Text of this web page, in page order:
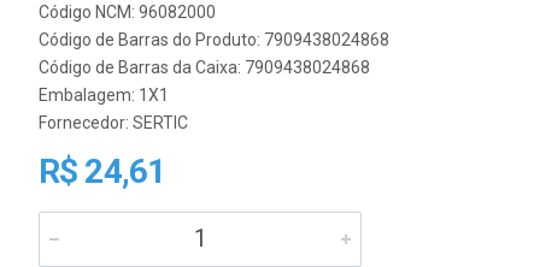
Código NCM: 96082000
Código de Barras do Produto: 7909438024868
Código de Barras da Caixa: 7909438024868
Embalagem: 1X1
Fornecedor: SERTIC
R$ 24,61